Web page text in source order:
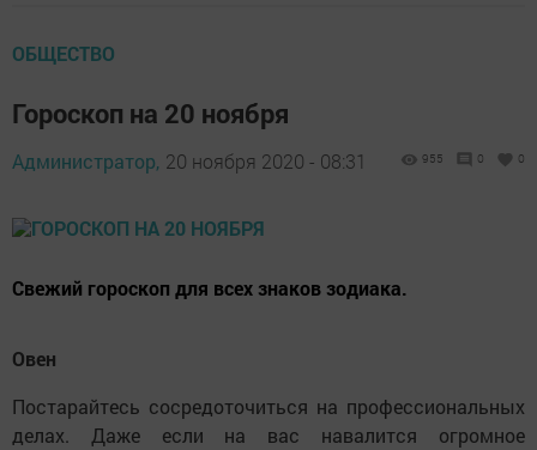
ОБЩЕСТВО
Гороскоп на 20 ноября
Администратор, 20 ноября 2020 - 08:31 955 0 0
Свежий гороскоп для всех знаков зодиака.
Овен
Постарайтесь сосредоточиться на профессиональных
делах. Даже если на вас навалится огромное